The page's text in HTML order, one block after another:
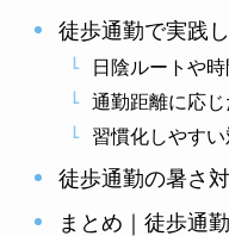
徒歩通勤で実践
日陰ルートや
通勤距離に応
習慣化しやす
徒歩通勤の暑さ
まとめ｜徒歩通